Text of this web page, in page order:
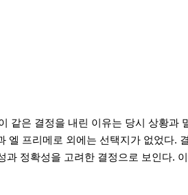
은 결정을 내린 이유는 당시 상황과
프리메로 외에는 선택지가 없었다.
정확성을 고려한 결정으로 보인다.